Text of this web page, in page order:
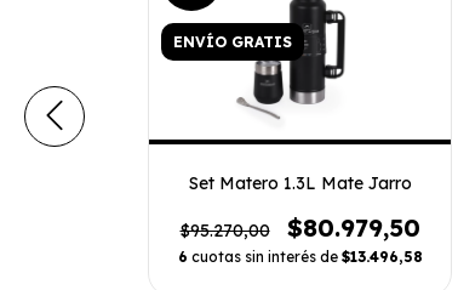
ENVÍO GRATIS
Set Matero 1.3L Mate Jarro
$95.270,00 $80.979,50
6 cuotas sin interés de $13.496,58